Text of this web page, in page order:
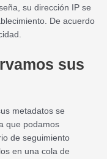
su dirección IP se
De acuerdo
sus
metadatos se
que podamos
de seguimiento
en una cola de